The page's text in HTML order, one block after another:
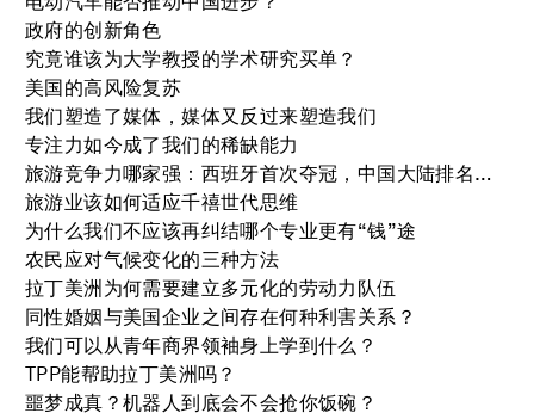
政府的创新角色
究竟谁该为大学教授的学术研究买单？
美国的高风险复苏
我们塑造了媒体，媒体又反过来塑造我们
专注力如今成了我们的稀缺能力
旅游竞争力哪家强：西班牙首次夺冠，中国大陆排名第17
旅游业该如何适应千禧世代思维
为什么我们不应该再纠结哪个专业更有“钱”途
农民应对气候变化的三种方法
拉丁美洲为何需要建立多元化的劳动力队伍
同性婚姻与美国企业之间存在何种利害关系？
我们可以从青年商界领袖身上学到什么？
TPP能帮助拉丁美洲吗？
噩梦成真？机器人到底会不会抢你饭碗？